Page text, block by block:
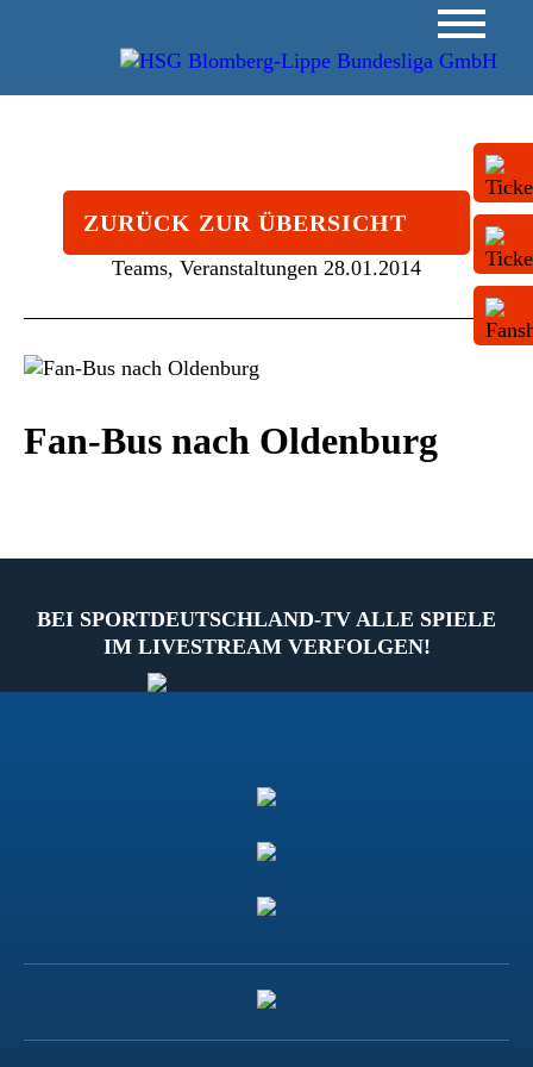
ZURÜCK ZUR ÜBERSICHT
Teams, Veranstaltungen 28.01.2014
Fan-Bus nach Oldenburg
BEI SPORTDEUTSCHLAND-TV ALLE SPIELE
IM LIVESTREAM VERFOLGEN!